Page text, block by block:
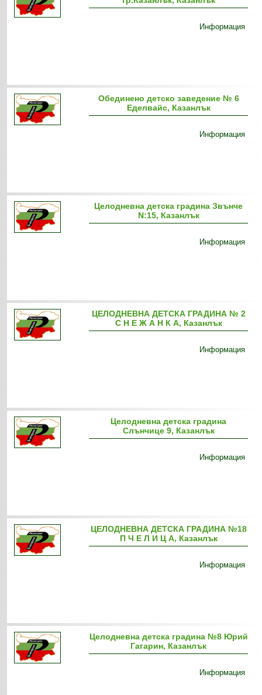
Информация
Обединено детско заведение № 6
Еделвайс, Казанлък
Информация
Целодневна детска градина Звънче
N:15, Казанлък
Информация
ЦЕЛОДНЕВНА ДЕТСКА ГРАДИНА № 2
С Н Е Ж А Н К А, Казанлък
Информация
Целодневна детска градина
Слънчице 9, Казанлък
Информация
ЦЕЛОДНЕВНА ДЕТСКА ГРАДИНА №18
П Ч Е Л И Ц А, Казанлък
Информация
Целодневна детска градина №8 Юрий
Гагарин, Казанлък
Информация